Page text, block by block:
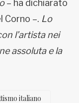
– ha dichiarato
Corno –. Lo
l’artista nei
assoluta e la
italiano